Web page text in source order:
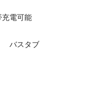
充電可能
バスタブ